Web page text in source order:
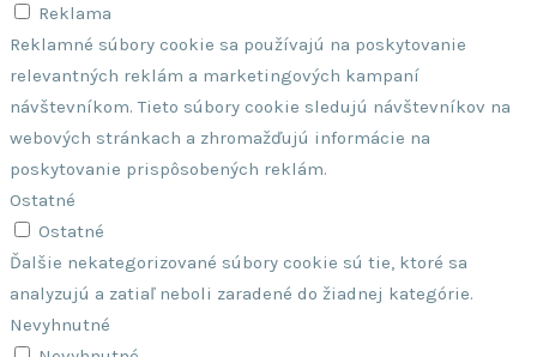
Reklama
Reklamné súbory cookie sa používajú na poskytovanie
relevantných reklám a marketingových kampaní
návštevníkom. Tieto súbory cookie sledujú návštevníkov na
webových stránkach a zhromažďujú informácie na
poskytovanie prispôsobených reklám.
Ostatné
Ostatné
Ďalšie nekategorizované súbory cookie sú tie, ktoré sa
analyzujú a zatiaľ neboli zaradené do žiadnej kategórie.
Nevyhnutné